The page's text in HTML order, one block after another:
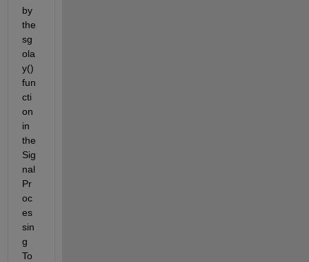
by
the
sg
ola
y()
fun
cti
on
in
the
Sig
nal
Pr
oc
es
sin
g
To